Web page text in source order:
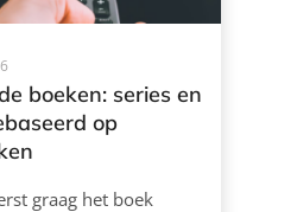
boeken: series en
op
graag het boek